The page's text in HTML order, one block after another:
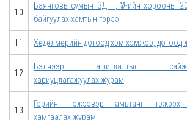
10
Баянговь сумын ЗДТГ, ҮЭ-ийн хорооны
байгуулах хамтын гэрээ
11 Хөдөлмөрийн дотоод хэм хэмжээ, дотоод
12
Бэлчээр ашиглалтыг
хариуцлагажуулах журам
13
Гэрийн тэжээвэр амьтанг тэжээх,
хамгаалах журам